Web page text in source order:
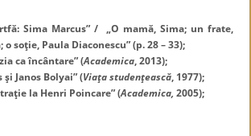
Sima Marcus” / „O mamă, Sima; un frate,
o soţie, Paula Diaconescu” (p. 28 – 33);
ca încântare” (Academica, 2013);
Janos Bolyai” (Viaţa studenţească, 1977);
la Henri Poincare” (Academica, 2005);